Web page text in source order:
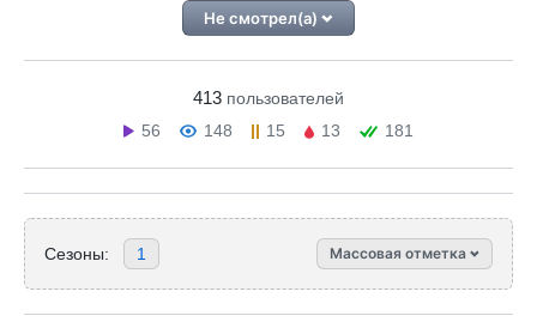
Не смотрел(а)
413 пользователей
56
148 15 13 181
Сезоны: 1 Массовая отметка